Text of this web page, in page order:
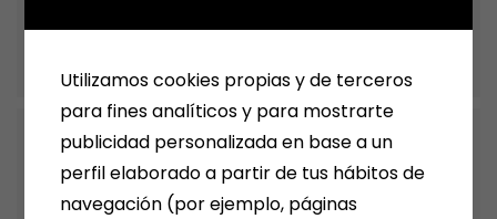
LO MEJOR DE 13 RUE DEL PERCEBE
Next Post
LA SOMBRA DE LOS SUEÑOS de
GONZALO GINER
Utilizamos cookies propias y de terceros
para fines analíticos y para mostrarte
publicidad personalizada en base a un
perfil elaborado a partir de tus hábitos de
navegación (por ejemplo, páginas